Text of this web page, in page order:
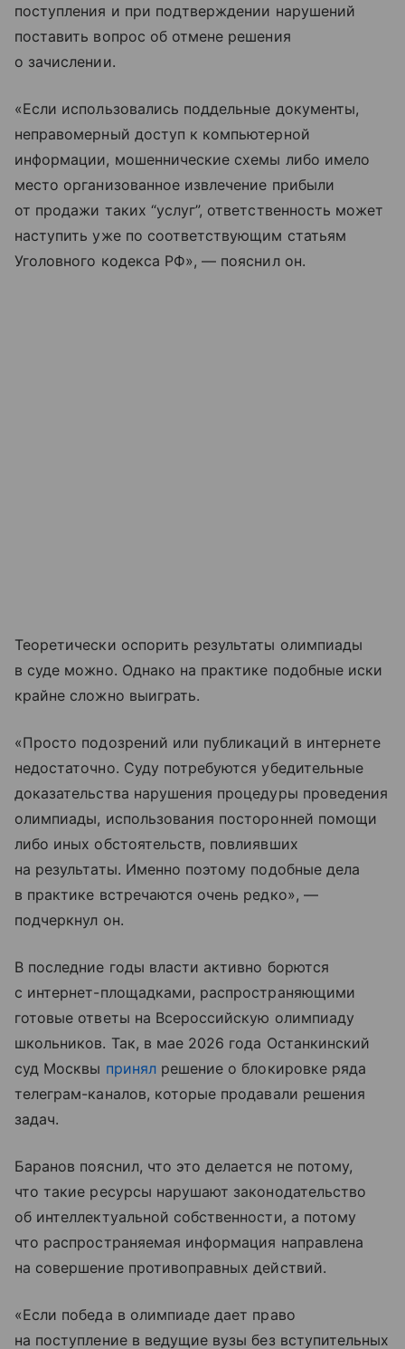
поступления и при подтверждении нарушений
поставить вопрос об отмене решения
о зачислении.
«Если использовались поддельные документы,
неправомерный доступ к компьютерной
информации, мошеннические схемы либо имело
место организованное извлечение прибыли
от продажи таких “услуг”, ответственность может
наступить уже по соответствующим статьям
Уголовного кодекса РФ», — пояснил он.
Теоретически оспорить результаты олимпиады
в суде можно. Однако на практике подобные иски
крайне сложно выиграть.
«Просто подозрений или публикаций в интернете
недостаточно. Суду потребуются убедительные
доказательства нарушения процедуры проведения
олимпиады, использования посторонней помощи
либо иных обстоятельств, повлиявших
на результаты. Именно поэтому подобные дела
в практике встречаются очень редко», —
подчеркнул он.
В последние годы власти активно борются
с интернет-площадками, распространяющими
готовые ответы на Всероссийскую олимпиаду
школьников. Так, в мае 2026 года Останкинский
суд Москвы принялрешение о блокировке ряда
телеграм-каналов, которые продавали решения
задач.
Баранов пояснил, что это делается не потому,
что такие ресурсы нарушают законодательство
об интеллектуальной собственности, а потому
что распространяемая информация направлена
на совершение противоправных действий.
«Если победа в олимпиаде дает право
на поступление в ведущие вузы без вступительных